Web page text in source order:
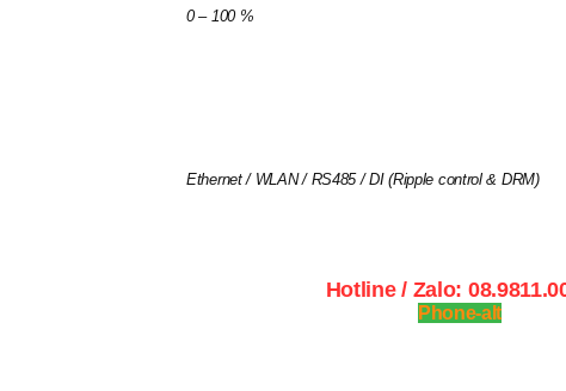
0 – 100 %
Ethernet / WLAN / RS485 / DI (Ripple control & DRM)
Hotline / Zalo:
Phone-alt